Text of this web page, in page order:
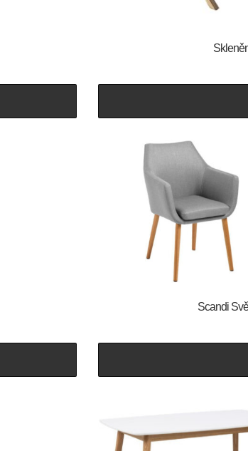
Scandi